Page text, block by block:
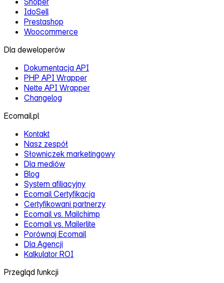
IdoSell
Prestashop
Woocommerce
Dla deweloperów
Dokumentacja API
PHP API Wrapper
Nette API Wrapper
Changelog
Ecomail.pl
Kontakt
Nasz zespół
Słowniczek marketingowy
Dla mediów
Blog
System afiliacyjny
Ecomail Certyfikacja
Certyfikowani partnerzy
Ecomail vs. Mailchimp
Ecomail vs. Mailerlite
Porównaj Ecomail
Dla Agencji
Kalkulator ROI
Przegląd funkcji